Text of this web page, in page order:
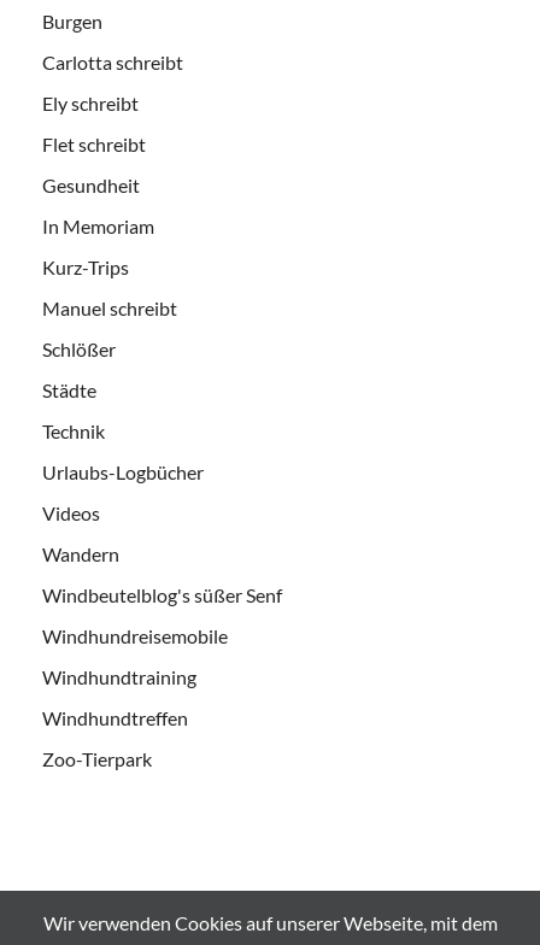
Burgen
Carlotta schreibt
Ely schreibt
Flet schreibt
Gesundheit
In Memoriam
Kurz-Trips
Manuel schreibt
Schlößer
Städte
Technik
Urlaubs-Logbücher
Videos
Wandern
Windbeutelblog's süßer Senf
Windhundreisemobile
Windhundtraining
Windhundtreffen
Zoo-Tierpark
Alle Bilder und Videos sind urheberrechtlich geschützt und es
Wir verwenden Cookies auf unserer Webseite, mit dem